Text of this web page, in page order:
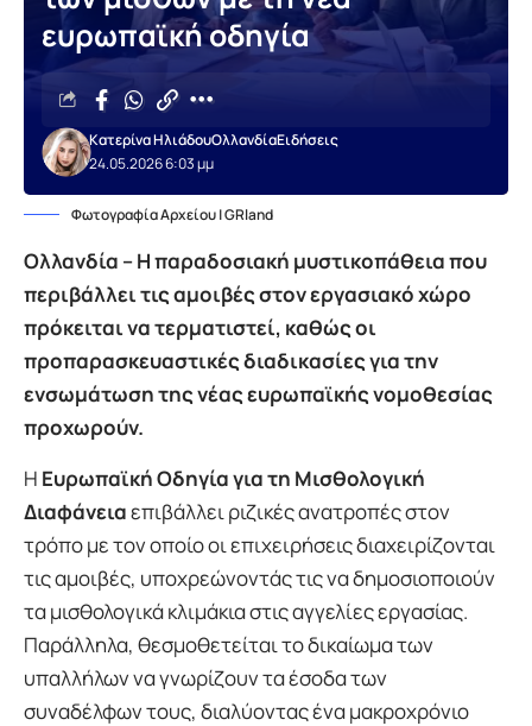
ευρωπαϊκή οδηγία
24.05.2026 6:03 μμ
Κατερίνα ΗλιάδουΟλλανδίαΕιδήσεις
Φωτογραφία Αρχείου | GRland
Ολλανδία – Η παραδοσιακή μυστικοπάθεια που
περιβάλλει τις αμοιβές στον εργασιακό χώρο
πρόκειται να τερματιστεί, καθώς οι
προπαρασκευαστικές διαδικασίες για την
ενσωμάτωση της νέας ευρωπαϊκής νομοθεσίας
προχωρούν.
Η Ευρωπαϊκή Οδηγία για τη Μισθολογική
Διαφάνειαεπιβάλλει ριζικές ανατροπές στον
τρόπο με τον οποίο οι επιχειρήσεις διαχειρίζονται
τις αμοιβές, υποχρεώνοντάς τις να δημοσιοποιούν
τα μισθολογικά κλιμάκια στις αγγελίες εργασίας.
Παράλληλα, θεσμοθετείται το δικαίωμα των
υπαλλήλων να γνωρίζουν τα έσοδα των
συναδέλφων τους, διαλύοντας ένα μακροχρόνιο